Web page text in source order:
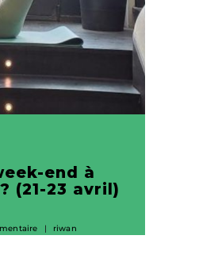
end à
(21-23 avril)
riwan